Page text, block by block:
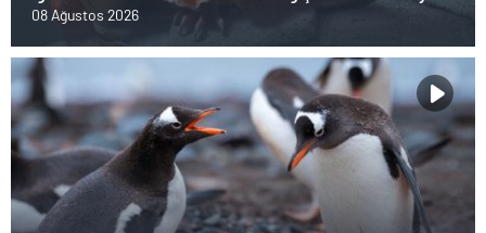
burada…
08 Ağustos 2026